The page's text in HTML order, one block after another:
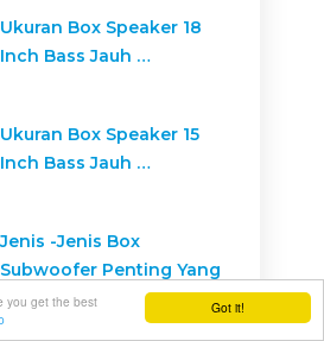
Got it!
you get the best
Ukuran Box Speaker 18
Inch Bass Jauh …
Ukuran Box Speaker 15
Inch Bass Jauh …
Jenis -Jenis Box
Subwoofer Penting Yang
Harus …